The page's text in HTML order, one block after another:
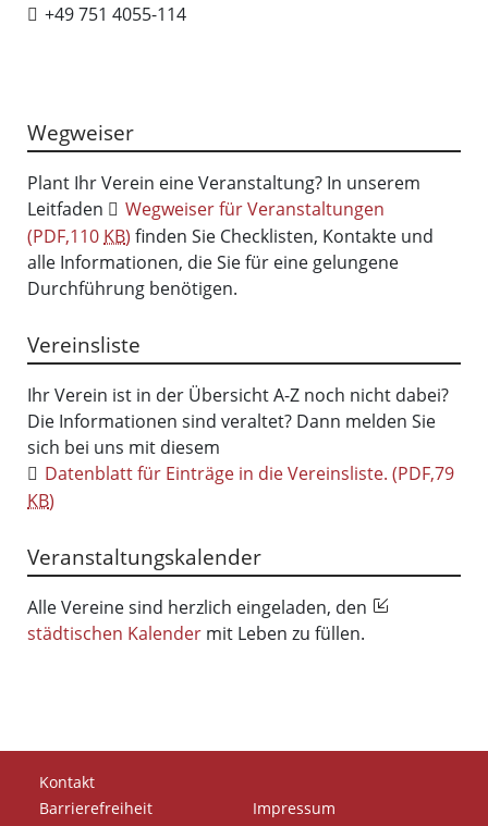
+49 751 4055-114
Wegweiser
Plant Ihr Verein eine Veranstaltung? In unserem
Leitfaden
Wegweiser für Veranstaltungen
(PDF,110 KB) finden Sie Checklisten, Kontakte und
alle Informationen, die Sie für eine gelungene
Durchführung benötigen.
Vereinsliste
Ihr Verein ist in der Übersicht A-Z noch nicht dabei?
Die Informationen sind veraltet? Dann melden Sie
sich bei uns mit diesem
Datenblatt für Einträge in die Vereinsliste. (PDF,79
KB)
Veranstaltungskalender
Alle Vereine sind herzlich eingeladen, den
städtischen Kalender mit Leben zu füllen.
Kontakt
Barrierefreiheit
Impressum